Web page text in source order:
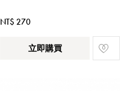
NT$ 270
立即購買